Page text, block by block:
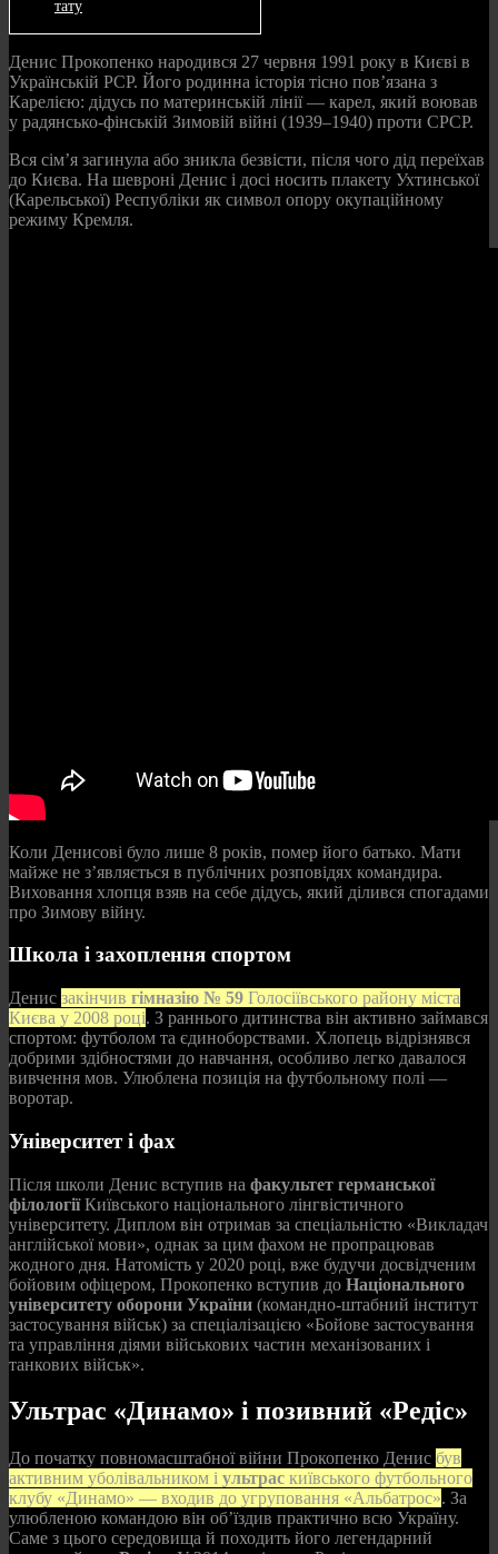
тату
Денис Прокопенко народився 27 червня 1991 року в Києві в
Українській РСР. Його родинна історія тісно пов’язана з
Карелією: дідусь по материнській лінії — карел, який воював
у радянсько-фінській Зимовій війні (1939–1940) проти СРСР.
Вся сім’я загинула або зникла безвісти, після чого дід переїхав
до Києва. На шевроні Денис і досі носить плакету Ухтинської
(Карельської) Республіки як символ опору окупаційному
режиму Кремля.
Коли Денисові було лише 8 років, помер його батько. Мати
майже не з’являється в публічних розповідях командира.
Виховання хлопця взяв на себе дідусь, який ділився спогадами
про Зимову війну.
Школа і захоплення спортом
Денис закінчив гімназію № 59 Голосіївського району міста
Києва у 2008 році. З раннього дитинства він активно займався
спортом: футболом та єдиноборствами. Хлопець відрізнявся
добрими здібностями до навчання, особливо легко давалося
вивчення мов. Улюблена позиція на футбольному полі —
воротар.
Університет і фах
Після школи Денис вступив на факультет германської
філологіїКиївського національного лінгвістичного
університету. Диплом він отримав за спеціальністю «Викладач
англійської мови», однак за цим фахом не пропрацював
жодного дня. Натомість у 2020 році, вже будучи досвідченим
бойовим офіцером, Прокопенко вступив до Національного
університету оборони України (командно-штабний інститут
застосування військ) за спеціалізацією «Бойове застосування
та управління діями військових частин механізованих і
танкових військ».
Ультрас «Динамо» і позивний «Редіс»
До початку повномасштабної війни Прокопенко Денис був
активним уболівальником і ультрас київського футбольного
клубу «Динамо» — входив до угруповання «Альбатрос». За
улюбленою командою він об’їздив практично всю Україну.
Саме з цього середовища й походить його легендарний